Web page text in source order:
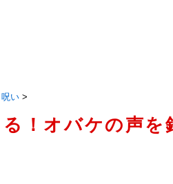
い >
る！オバケの声を